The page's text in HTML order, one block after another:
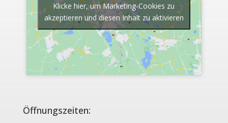
Klicke hier, um Marketing-Cookies zu
akzeptieren und diesen Inhalt zu aktivieren
Öffnungszeiten: